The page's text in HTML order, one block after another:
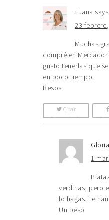
Juana says
23
Muchas
compré en
gusto tenerlas que
en poco tiempo.
Besos
Citar
Comentario
Gloria
1
verdinas, pero
lo hagas. Te
Un beso